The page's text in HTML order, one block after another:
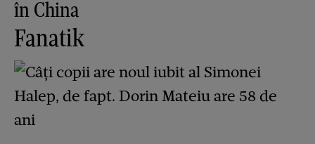
în China
Fanatik